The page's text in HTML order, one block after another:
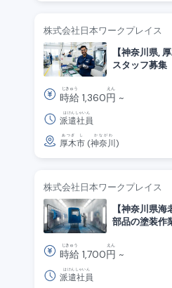
株式会社日本ワークプレイス
【神奈川県,
スタッフ募集
時給
じきゅう
1,360円
えん
~
派遣社員
はけんしゃいん
厚木
あつぎ
市
し
(神奈川
かながわ
)
株式会社日本ワークプレイス
【神奈川県
部品の塗装作
時給
じきゅう
1,700円
えん
~
派遣社員
はけんしゃいん